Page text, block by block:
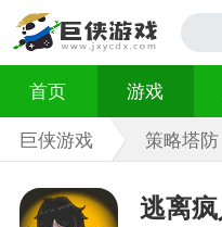
首页 游戏
巨侠游戏
策略塔防
逃离